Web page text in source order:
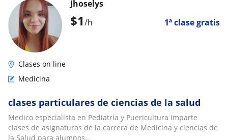
$1/h 1ª clase gratis
Jhoselys
Clases on line
Medicina
clases particulares de ciencias de la salud
Medico especialista en Pediatría y Puericultura imparte
clases de asignaturas de la carrera de Medicina y ciencias de
la Salud para alumnos...